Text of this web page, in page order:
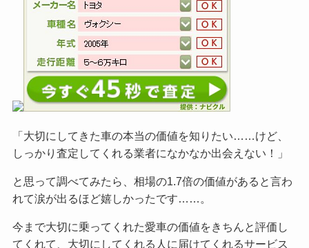
「大切にしてきた車の本当の価値を知りたい……けど、
しっかり査定してくれる業者になかなか出会えない！」
と思って調べてみたら、相場の1.7倍の価値があると言わ
れて涙が出るほど嬉しかったです……。
今まで大切に乗ってくれた愛車の価値をきちんと評価し
てくれて、大切にしてくれる人に届けてくれるサービス